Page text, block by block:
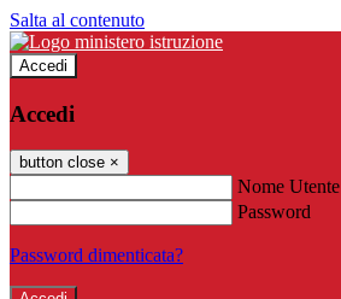
Salta al contenuto
Accedi
Accedi
button close ×
Nome Utente
Password
Password dimenticata?